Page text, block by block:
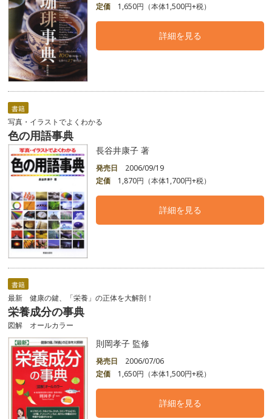
定価
1,650円（本体1,500円+税）
詳細を見る
書籍
写真・イラストでよくわかる
色の用語事典
長谷井康子 著
発売日
2006/09/19
定価
1,870円（本体1,700円+税）
詳細を見る
書籍
最新 健康の鍵、「栄養」の正体を大解剖！
栄養成分の事典
図解 オールカラー
則岡孝子 監修
発売日
2006/07/06
定価
1,650円（本体1,500円+税）
詳細を見る